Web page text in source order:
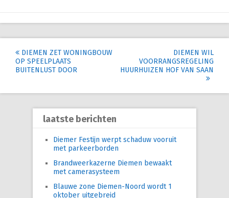
Post
navigation
DIEMEN ZET WONINGBOUW
OP SPEELPLAATS
BUITENLUST DOOR
DIEMEN WIL
VOORRANGSREGELING
HUURHUIZEN HOF VAN SAAN
laatste berichten
Diemer Festijn werpt schaduw vooruit
met parkeerborden
Brandweerkazerne Diemen bewaakt
met camerasysteem
Blauwe zone Diemen-Noord wordt 1
oktober uitgebreid